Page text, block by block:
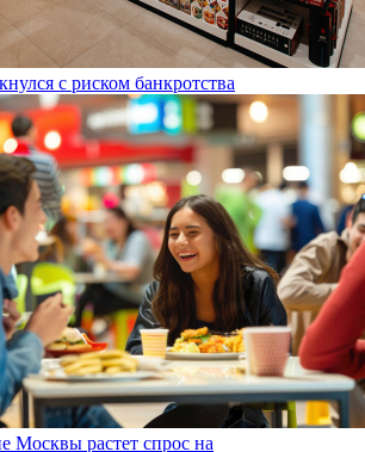
с риском банкротства
Москвы растет спрос на